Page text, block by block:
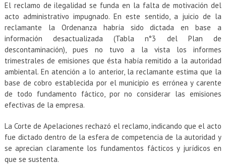
El reclamo de ilegalidad se funda en la falta de motivación del
acto administrativo impugnado. En este sentido, a juicio de la
reclamante la Ordenanza habría sido dictada en base a
información desactualizada (Tabla n°3 del Plan de
descontaminación), pues no tuvo a la vista los informes
trimestrales de emisiones que ésta había remitido a la autoridad
ambiental. En atención a lo anterior, la reclamante estima que la
base de cobro establecida por el municipio es errónea y carente
de todo fundamento fáctico, por no considerar las emisiones
efectivas de la empresa.
La Corte de Apelaciones rechazó el reclamo, indicando que el acto
fue dictado dentro de la esfera de competencia de la autoridad y
se aprecian claramente los fundamentos fácticos y jurídicos en
que se sustenta.